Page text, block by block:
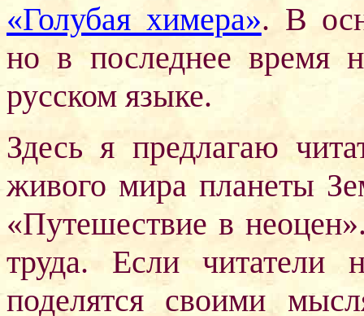
«Голубая химера». В
но в последнее время
русском языке.
Здесь я предлагаю
живого мира планеты
«Путешествие в
труда. Если читатели
поделятся своими